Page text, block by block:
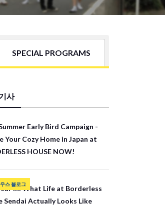
SPECIAL PROGRAMS
사
Early Bird Campaign -
Your Cozy Home in Japan at
HOUSE NOW!
스 블로그In: What Life at Borderless
Sendai Actually Looks Like